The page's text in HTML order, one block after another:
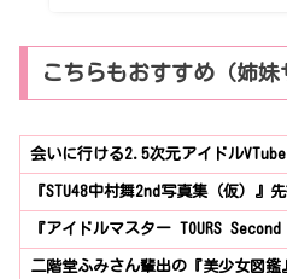
こちらもおすすめ（姉妹
会いに行ける2.5次元アイドル
『STU48中村舞2nd写真集（仮）』
『アイドルマスター TOURS
二階堂ふみさん輩出の『美少女図